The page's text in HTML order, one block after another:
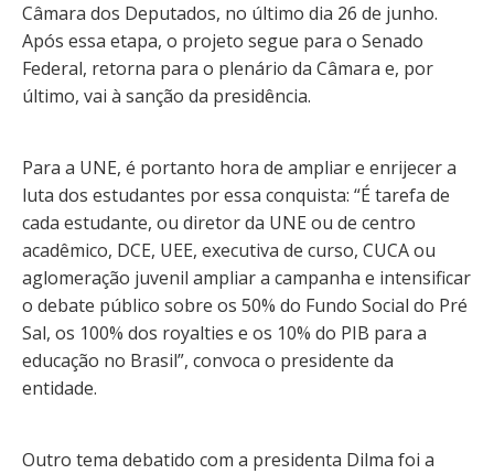
Câmara dos Deputados, no último dia 26 de junho.
Após essa etapa, o projeto segue para o Senado
Federal, retorna para o plenário da Câmara e, por
último, vai à sanção da presidência.
Para a UNE, é portanto hora de ampliar e enrijecer a
luta dos estudantes por essa conquista: “É tarefa de
cada estudante, ou diretor da UNE ou de centro
acadêmico, DCE, UEE, executiva de curso, CUCA ou
aglomeração juvenil ampliar a campanha e intensificar
o debate público sobre os 50% do Fundo Social do Pré
Sal, os 100% dos royalties e os 10% do PIB para a
educação no Brasil”, convoca o presidente da
entidade.
Outro tema debatido com a presidenta Dilma foi a